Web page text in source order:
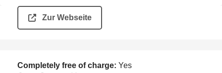
Zur Webseite
Completely free of charge: Yes